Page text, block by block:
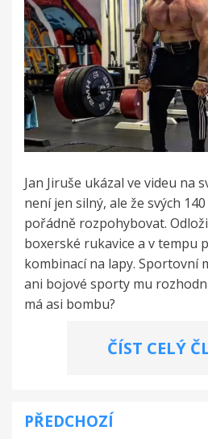
Jan Jiruše ukázal ve videu na
není jen silný, ale že svých
pořádně rozpohybovat.
boxerské rukavice a v tempu
kombinací na lapy. Sportovní
ani bojové sporty mu
má asi bombu?
ČÍST CELÝ
Navigace
PŘEDCHOZÍ